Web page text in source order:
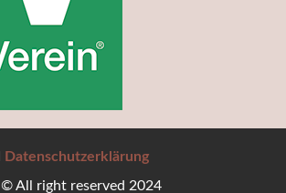
Datenschutzerklärung
© All right reserved 2024